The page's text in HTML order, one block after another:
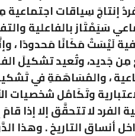
إنتاجَ سِياقات اجتماعية
سَيَمْتَاز بالفاعلية
لَيْسَتْ مَكَانًا مَحدودًا ،
جَديد، وتُعيد تشكيلَ
، والمُسَاهَمَةِ في
وتَكَامُل شخصيات
الفرد لا تتحقَّق إلا إذا
أنساق التاريخ . وهذا